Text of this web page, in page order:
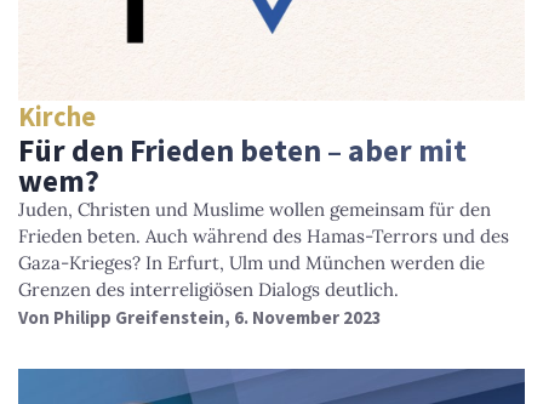
Kirche
Für den Frieden beten – aber mit
wem?
Juden, Christen und Muslime wollen gemeinsam für den
Frieden beten. Auch während des Hamas-Terrors und des
Gaza-Krieges? In Erfurt, Ulm und München werden die
Grenzen des interreligiösen Dialogs deutlich.
Von Philipp Greifenstein, 6. November 2023